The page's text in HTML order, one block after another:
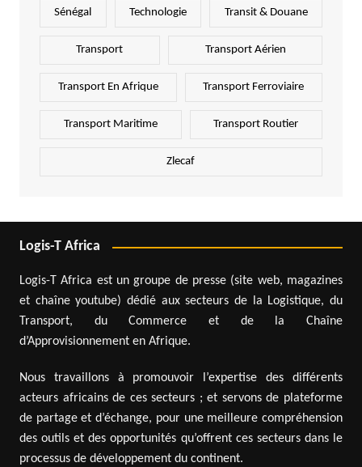
Sénégal Technologie Transit & Douane
Transport Transport Aérien
Transport En Afrique Transport Ferroviaire
Transport Maritime Transport Routier
Zlecaf
Logis-T Africa
Logis-T Africa est un groupe de presse (site web, magazines
et chaîne youtube) dédié aux secteurs de la Logistique, du
Transport, du Commerce et de la Chaîne
d’Approvisionnement en Afrique.
Nous travaillons à promouvoir l’expertise des différents
acteurs africains de ces secteurs ; et servons de plateforme
de partage et d’échange, pour une meilleure compréhension
des outils et des opportunités qu’offrent ces secteurs dans le
processus de développement du continent.